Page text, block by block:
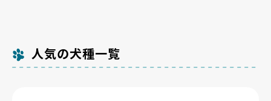
人気の犬種一覧